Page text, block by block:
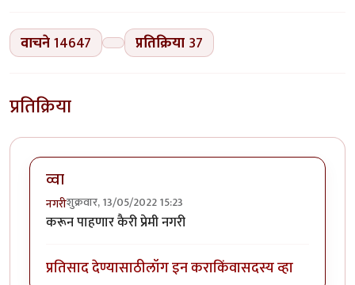
वाचने14647 प्रतिक्रिया 37
प्रतिक्रिया
व्वा
नगरीशुक्रवार, 13/05/2022 15:23
करून पाहणार कैरी प्रेमी नगरी
प्रतिसाद देण्यासाठीलॉग इन कराकिंवासदस्य व्हा